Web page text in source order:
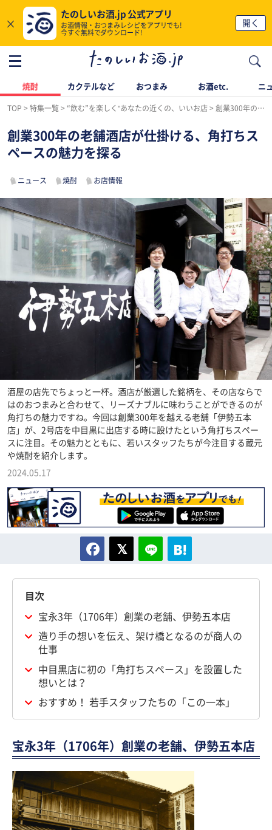
×
たのしいお酒.jp 公式アプリ
お酒情報・おつまみレシピをアプリでも!
今すぐ無料でダウンロード!
開く
焼酎 カクテルなど おつまみ お酒etc. ニ
TOP 特集一覧 “飲む”を楽しく"あなたの近くの、いいお店 創業300年の老舗酒店が仕掛ける、角打ちスペースの魅力を探る
創業300年の老舗酒店が仕掛ける、角打ちス
ペースの魅力を探る
ニュース 焼酎 お店情報
酒屋の店先でちょっと一杯。酒店が厳選した銘柄を、その店ならで
はのおつまみと合わせて、リーズナブルに味わうことができるのが
角打ちの魅力ですね。今回は創業300年を越える老舗「伊勢五本
店」が、2号店を中目黒に出店する時に設けたという角打ちスペー
スに注目。その魅力とともに、若いスタッフたちが今注目する蔵元
や焼酎を紹介します。
2024.05.17
目次
宝永3年（1706年）創業の老舗、伊勢五本店
造り手の想いを伝え、架け橋となるのが商人の
仕事
中目黒店に初の「角打ちスペース」を設置した
想いとは？
おすすめ！ 若手スタッフたちの「この一本」
宝永3年（1706年）創業の老舗、伊勢五本店